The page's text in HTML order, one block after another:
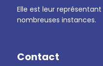
Elle est leur
nombreuses instances.
Contact